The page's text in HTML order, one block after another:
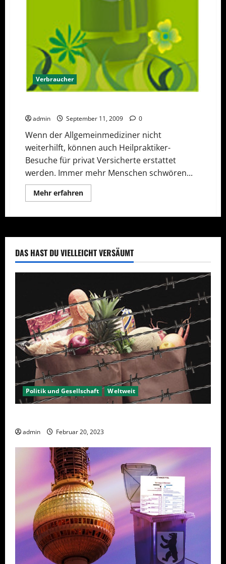
Verbraucher
admin September 11, 2009 0
Wenn der Allgemeinmediziner nicht
weiterhilft, können auch Heilpraktiker-
Besuche für privat Versicherte erstattet
werden. Immer mehr Menschen schwören...
Mehr erfahrenMehr
Informationen
Versicherte
DAS HAST DU VIELLEICHT VERSÄUMT
Politik und Gesellschaft Weltweit
admin Februar 20, 2023